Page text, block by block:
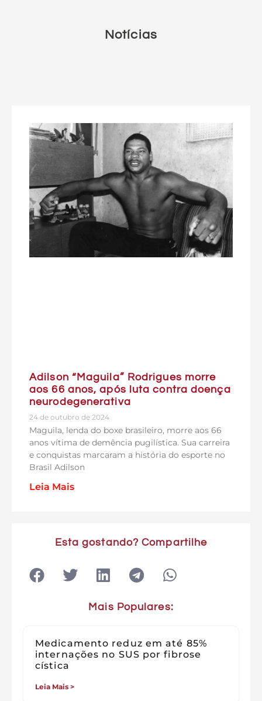
Notícias
Adilson “Maguila” Rodrigues morre
aos 66 anos, após luta contra doença
neurodegenerativa
24 de outubro de 2024
Maguila, lenda do boxe brasileiro, morre aos 66
anos vítima de demência pugilística. Sua carreira
e conquistas marcaram a história do esporte no
Brasil Adilson
Leia Mais
Esta gostando? Compartilhe
Mais Populares:
Medicamento reduz em até 85%
internações no SUS por fibrose
cística
Leia Mais >